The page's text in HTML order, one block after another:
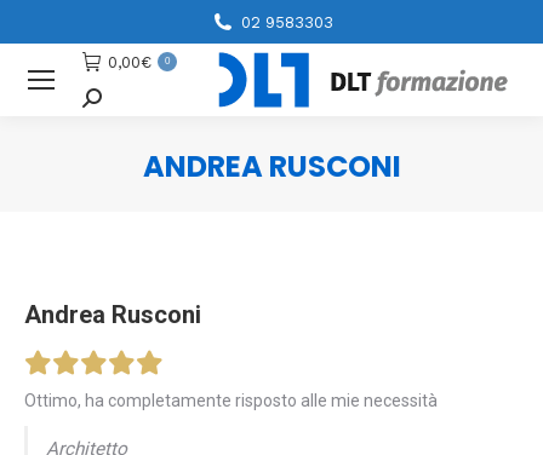
02 9583303
0,00€ 0
Cerca
ANDREA RUSCONI
Andrea Rusconi
Ottimo, ha completamente risposto alle mie necessità
Architetto